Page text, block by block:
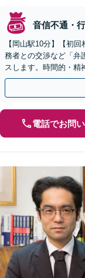
音信不通・
【岡山駅10分】【初
務者との交渉など「弁
スします。時間的・精
す【土日祝／夜間対応
電話でお問